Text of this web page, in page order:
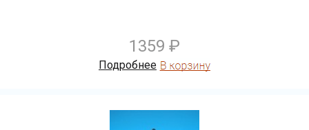
1359 ₽
Подробнее